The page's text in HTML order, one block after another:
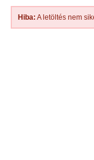
Hiba: A letöltés nem